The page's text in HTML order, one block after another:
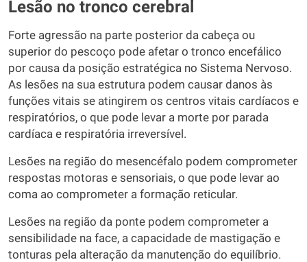
Lesão no tronco cerebral
Forte agressão na parte posterior da cabeça ou
superior do pescoço pode afetar o tronco encefálico
por causa da posição estratégica no Sistema Nervoso.
As lesões na sua estrutura podem causar danos às
funções vitais se atingirem os centros vitais cardíacos e
respiratórios, o que pode levar a morte por parada
cardíaca e respiratória irreversível.
Lesões na região do mesencéfalo podem comprometer
respostas motoras e sensoriais, o que pode levar ao
coma ao comprometer a formação reticular.
Lesões na região da ponte podem comprometer a
sensibilidade na face, a capacidade de mastigação e
tonturas pela alteração da manutenção do equilíbrio.